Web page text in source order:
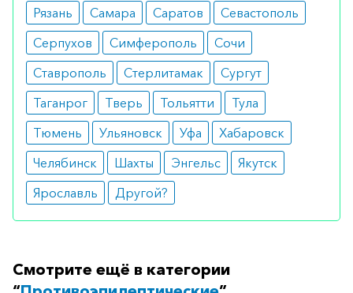
судорожные припадки не возникают в течение
нескольких лет.
Медики о препарате
Как утверждают врачи, лекарство отлично
предупреждает судорожные припадки у
пациентов с эпилепсией и при этом действует
мягко, без негативных последствий.
Аналоги
Петнидан Сафт (Petnidan Saft) сироп 250 мл
Рязань
Самара Саратов
Севастополь
Серпухов
Симферополь
Сочи
Ставрополь
Стерлитамак
Сургут
Таганрог
Тверь Тольятти
Тула
Тюмень
Ульяновск Уфа
Хабаровск
Челябинск
Шахты Энгельс
Якутск
Ярославль
Другой?
Смотрите ещё в категории